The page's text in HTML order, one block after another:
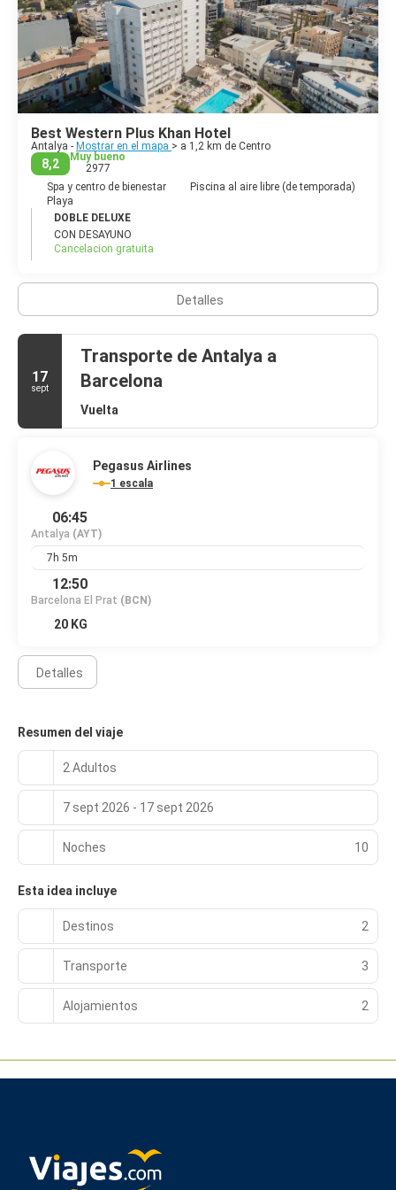
históricos para explorar.
Antalya es una ciudad atractiva con bulevares de palmeras,
considerado por muchos como un paraíso en la tierra y la perla
Best Western Plus Khan Hotel
Antalya - Mostrar en el mapa > a 1,2 km de Centro
8,2
Muy bueno
2977
Spa y centro de bienestar
Piscina al aire libre (de temporada)
Playa
DOBLE DELUXE
CON DESAYUNO
Cancelacion gratuita
Detalles
17
sept
Transporte de Antalya a
Barcelona
Vuelta
Pegasus Airlines
1 escala
06:45
Antalya (AYT)
7h 5m
12:50
Barcelona El Prat (BCN)
20 KG
Detalles
Resumen del viaje
2 Adultos
7 sept 2026 - 17 sept 2026
Noches 10
Esta idea incluye
Destinos 2
Transporte 3
Alojamientos 2